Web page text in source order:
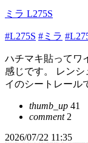
ミラ L275S
#L275S #ミラ
ハチマキ貼ってワ
感じです。 レン
イのシートレール
thumb_up 41
comment2
2026/07/22 11:35